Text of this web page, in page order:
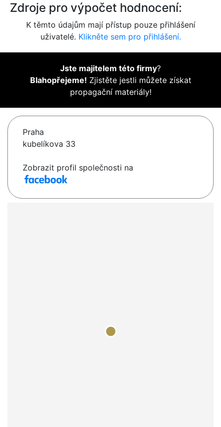
Zdroje pro výpočet hodnocení:
K těmto údajům mají přístup pouze přihlášení
uživatelé. Klikněte sem pro přihlášení.
Jste majitelem této firmy?
Blahopřejeme! Zjistěte jestli můžete získat
propagační materiály!
Praha
kubelíkova 33
Zobrazit profil společnosti na